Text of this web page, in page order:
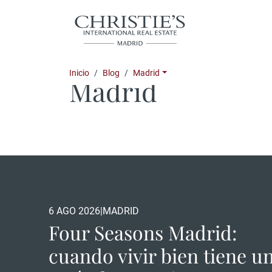
Inicio Blog Madrid
Madrid
6 AGO 2026|MADRID
Four Seasons Madrid:
cuando vivir bien tiene